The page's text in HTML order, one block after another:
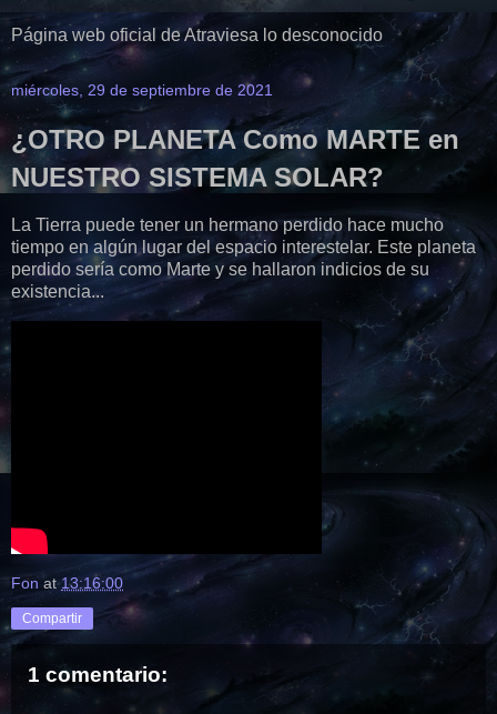
Página web oficial de Atraviesa lo desconocido
miércoles, 29 de septiembre de 2021
¿OTRO PLANETA Como MARTE en
NUESTRO SISTEMA SOLAR?
La Tierra puede tener un hermano perdido hace mucho
tiempo en algún lugar del espacio interestelar. Este planeta
perdido sería como Marte y se hallaron indicios de su
existencia...
Fon at13:16:00
Compartir
1 comentario: